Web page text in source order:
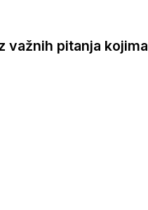
važnih pitanja kojima